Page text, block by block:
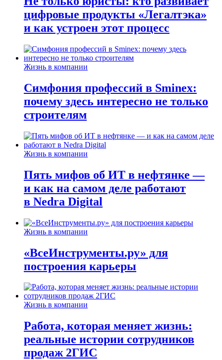
цифровые продукты «Легалтэка»
и как устроен этот процесс
Жизнь в компании
Симфония профессий в Sminex:
почему здесь интересно не только
строителям
Жизнь в компании
Пять мифов об ИТ в нефтянке —
и как на самом деле работают
в Nedra Digital
Жизнь в компании
«ВсеИнструменты.ру» для
построения карьеры
Жизнь в компании
Работа, которая меняет жизнь:
реальные истории сотрудников
продаж 2ГИС